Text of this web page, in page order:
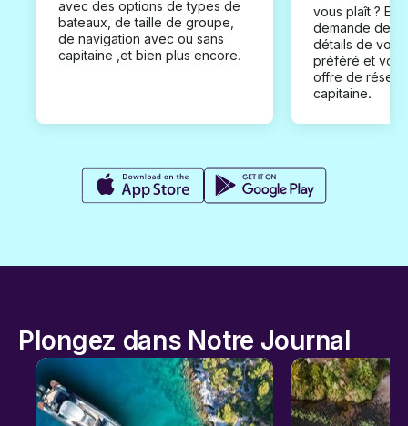
avec des options de types de
bateaux, de taille de groupe,
de navigation avec ou sans
capitaine ,et bien plus encore.
vous plaît ?
demande de
détails de
préféré et
offre de
capitaine.
Plongez dans Notre Journal